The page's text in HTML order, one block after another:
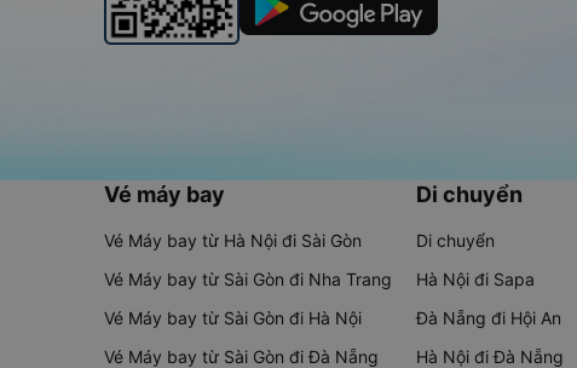
Vé máy bay
Vé Máy bay từ Hà Nội đi Sài Gòn
Vé Máy bay từ Sài Gòn đi Nha Trang
Vé Máy bay từ Sài Gòn đi Hà Nội
Vé Máy bay từ Sài Gòn đi Đà Nẵng
Di chuyển
Di chuyển
Hà Nội đi Sapa
Đà Nẵng đi Hội An
Hà Nội đi Đà Nẵng